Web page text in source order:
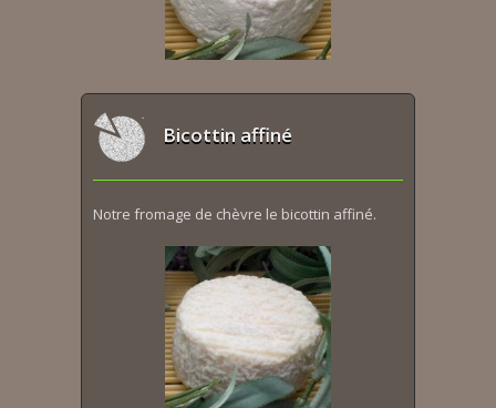
Bicottin affiné
Notre fromage de chèvre le bicottin affiné.